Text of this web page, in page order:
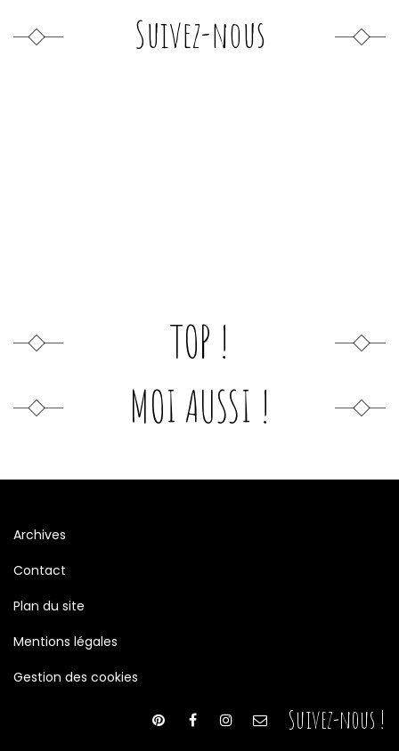
Suivez-nous
TOP !
MOI AUSSI !
Archives
Contact
Plan du site
Mentions légales
Gestion des cookies
Suivez-nous !